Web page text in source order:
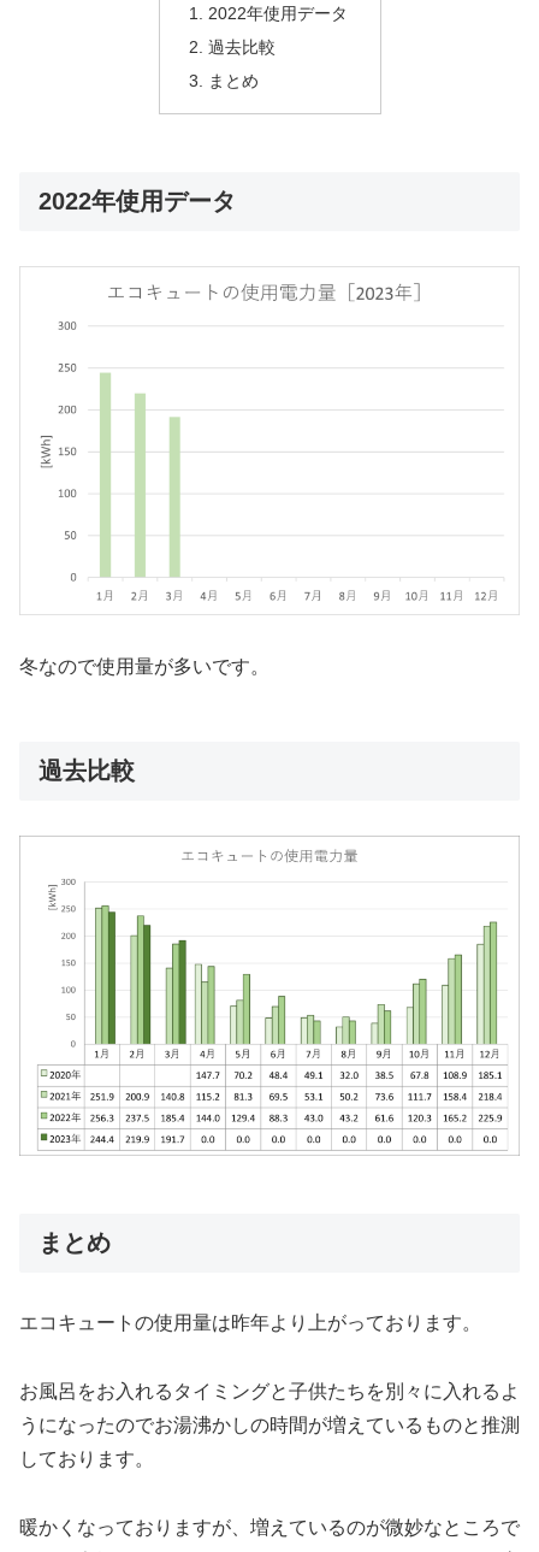
2022年使用データ
過去比較
まとめ
2022年使用データ
冬なので使用量が多いです。
過去比較
まとめ
エコキュートの使用量は昨年より上がっております。
お風呂をお入れるタイミングと子供たちを別々に入れるよ
うになったのでお湯沸かしの時間が増えているものと推測
しております。
暖かくなっておりますが、増えているのが微妙なところで